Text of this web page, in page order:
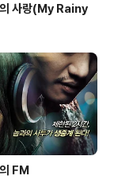
사랑(My Rainy
FM